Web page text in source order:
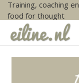
Training, coaching en
food for thought